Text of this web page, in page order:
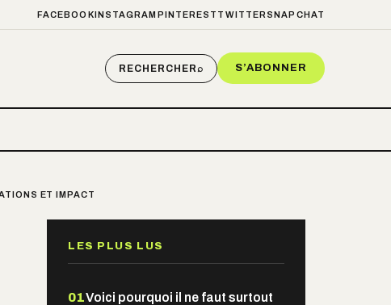
FACEBOOKINSTAGRAM PINTEREST TWITTER SNAPCHAT
RECHERCHER⌕ S’ABONNER
ET IMPACT
LES PLUS LUS
01Voici pourquoi il ne faut surtout